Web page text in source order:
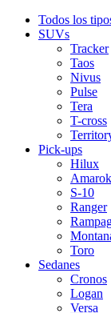
Todos los
SUVs
Tracker
Taos
Nivus
Pulse
Tera
T-cross
Pick-ups
Hilux
Amarok
S-10
Ranger
Toro
Sedanes
Cronos
Logan
Versa